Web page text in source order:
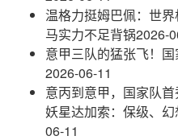
温格力挺姆巴佩：世
马实力不足背锅2026-
意甲三队的猛张飞！国
2026-06-11
意丙到意甲，国家队
妖星达加索：保级、幻
06-11